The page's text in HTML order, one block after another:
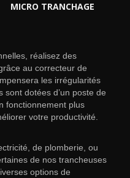
MICRO TRANCHAGE
réalisez des
au correcteur de
les irrégularités
sont dotées d’un poste de
fonctionnement plus
votre productivité.
de plomberie, ou
de nos trancheuses
options de